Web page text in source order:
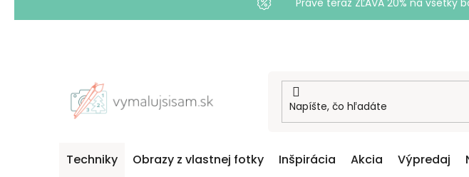
Práve teraz ZĽAVA 20% na všetky
Techniky Obrazy z vlastnej fotky Inšpirácia Akcia Výpredaj